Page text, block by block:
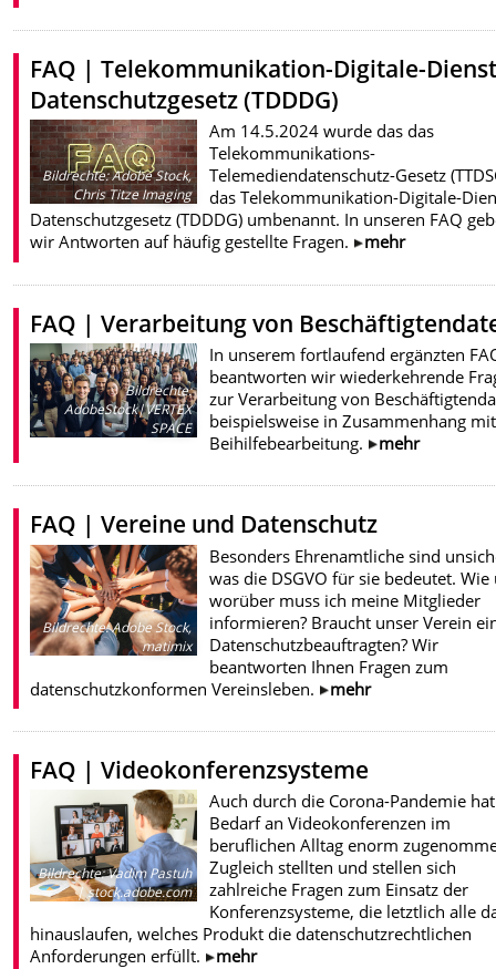
FAQ | Telekommunikation-Digitale-
Datenschutzgesetz (TDDDG)
Bildrechte:Adobe Stock,
Chris Titze Imaging
Am 14.5.2024 wurde das das
Telekommunikations-
Telemediendatenschutz-Gesetz
das Telekommunikation-Digitale-
Datenschutzgesetz (TDDDG) umbenannt. In unseren FAQ
wir Antworten auf häufig gestellte Fragen.
mehr
FAQ | Verarbeitung von
Bildrechte:
AdobeStock|VERTEX
SPACE
In unserem fortlaufend ergänzten
beantworten wir wiederkehrende
zur Verarbeitung von
beispielsweise in Zusammenhang
Beihilfebearbeitung.
mehr
FAQ | Vereine und Datenschutz
Bildrechte:Adobe Stock,
matimix
Besonders Ehrenamtliche sind
was die DSGVO für sie bedeutet. Wie
worüber muss ich meine Mitglieder
informieren? Braucht unser Verein
Datenschutzbeauftragten? Wir
beantworten Ihnen Fragen zum
datenschutzkonformen Vereinsleben.
mehr
FAQ | Videokonferenzsysteme
Bildrechte:Vadim Pastuh
| stock.adobe.com
Auch durch die Corona-Pandemie
Bedarf an Videokonferenzen im
beruflichen Alltag enorm
Zugleich stellten und stellen sich
zahlreiche Fragen zum Einsatz der
Konferenzsysteme, die letztlich alle
hinauslaufen, welches Produkt die datenschutzrechtlichen
Anforderungen erfüllt.
mehr